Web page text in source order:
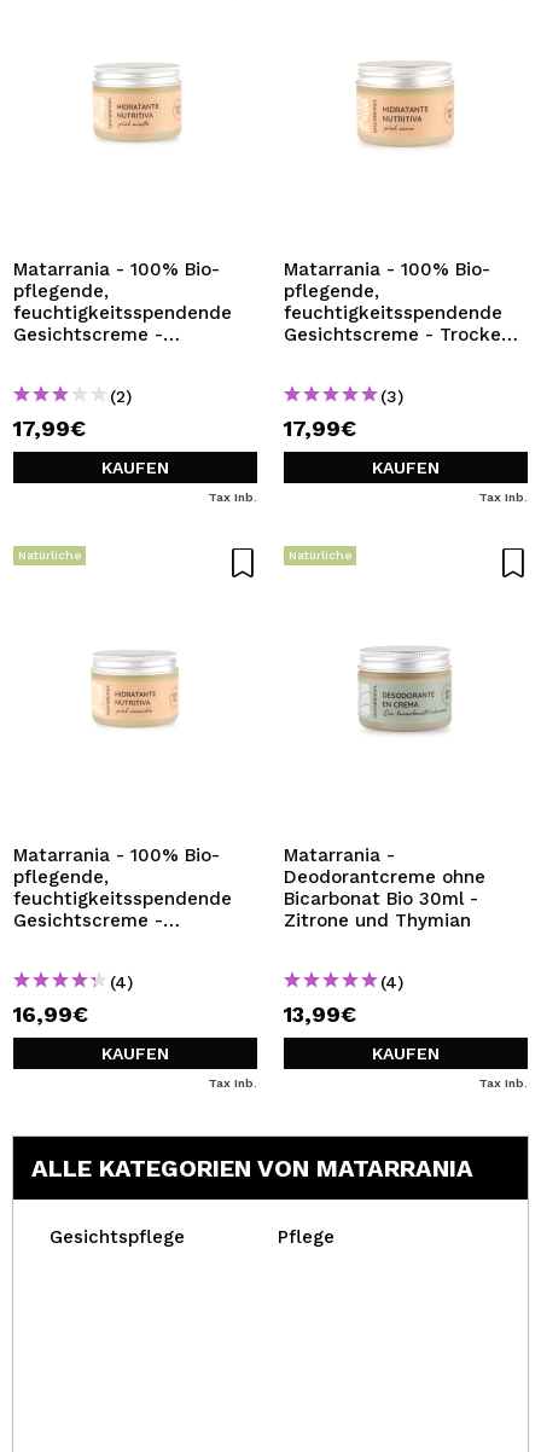
Matarrania - 100% Bio-
pflegende,
feuchtigkeitsspendende
Gesichtscreme -
(2)
17,99€
KAUFEN
Tax Inb.
Matarrania - 100% Bio-
pflegende,
feuchtigkeitsspendende
Gesichtscreme - Trockene
(3)
17,99€
KAUFEN
Tax Inb.
Natürliche
Matarrania - 100% Bio-
pflegende,
feuchtigkeitsspendende
Gesichtscreme -
(4)
16,99€
KAUFEN
Tax Inb.
Natürliche
Matarrania -
Deodorantcreme ohne
Bicarbonat Bio 30ml -
Zitrone und Thymian
(4)
13,99€
KAUFEN
Tax Inb.
ALLE KATEGORIEN VON MATARRANIA
Gesichtspflege Pflege